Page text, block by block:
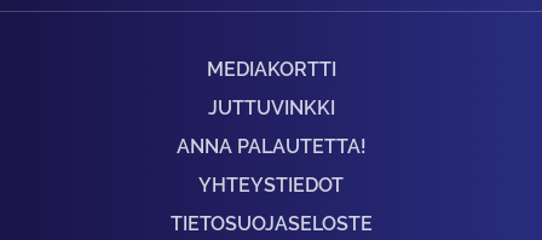
MEDIAKORTTI
JUTTUVINKKI
ANNA PALAUTETTA!
YHTEYSTIEDOT
TIETOSUOJASELOSTE